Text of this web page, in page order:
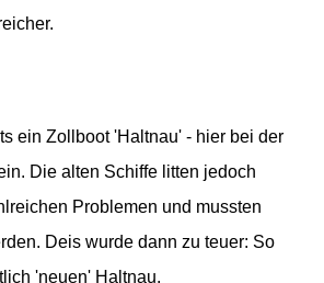
ein Zollboot 'Haltnau' - hier bei der
Die alten Schiffe litten jedoch
Problemen und mussten
Deis wurde dann zu teuer: So
'neuen' Haltnau.